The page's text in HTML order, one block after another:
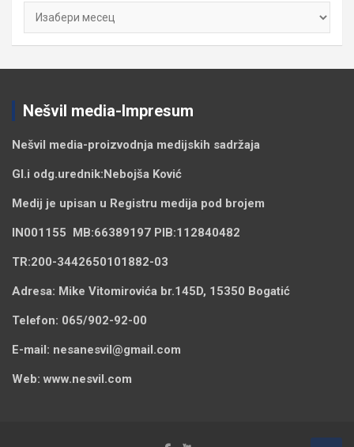
Архиве
Nešvil media-Impresum
Nešvil media-proizvodnja medijskih sadržaja
Gl.i odg.urednik:Nebojša Ković
Medij je upisan u Registru medija pod brojem
IN001155 MB:66389197 PIB:112840482
TR:200-3442650101882-03
Adresa: Mike Vitomirovića br.145D, 15350 Bogatić
Telefon: 065/902-92-00
E-mail: nesanesvil@gmail.com
Web: www.nesvil.com